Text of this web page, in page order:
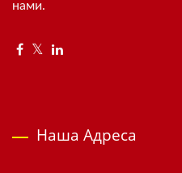
нами.
Наша Адреса